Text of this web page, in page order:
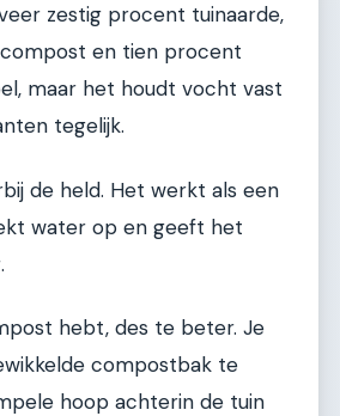
zestig procent tuinaarde,
en tien procent
maar het houdt vocht vast
tegelijk.
de held. Het werkt als een
water op en geeft het
hebt, des te beter. Je
compostbak te
hoop achterin de tuin